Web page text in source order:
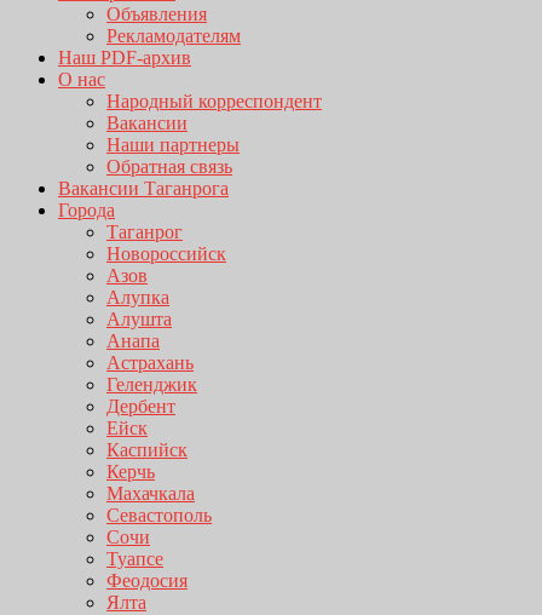
Объявления
Рекламодателям
Наш PDF-архив
О нас
Народный корреспондент
Вакансии
Наши партнеры
Обратная связь
Вакансии Таганрога
Города
Таганрог
Новороссийск
Азов
Алупка
Алушта
Анапа
Астрахань
Геленджик
Дербент
Ейск
Каспийск
Керчь
Махачкала
Севастополь
Сочи
Туапсе
Феодосия
Ялта